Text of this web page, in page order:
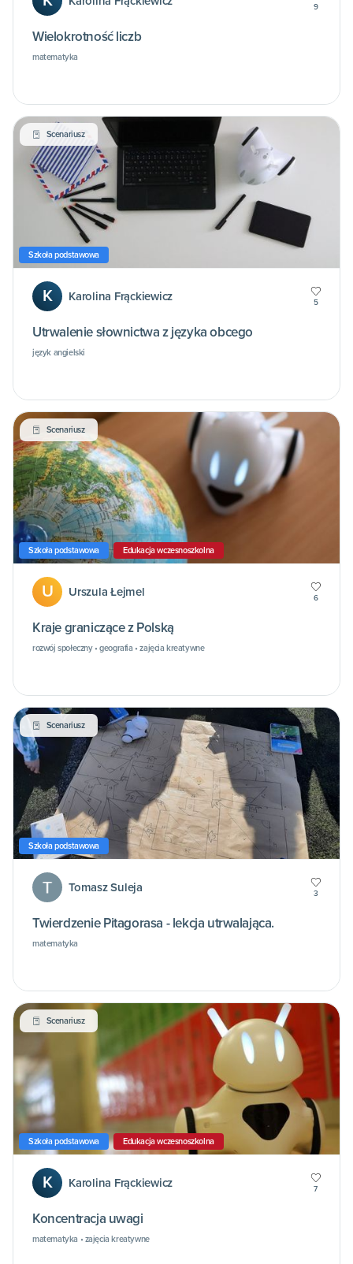
9
Wielokrotność liczb
matematyka
Scenariusz
Szkoła podstawowa
K Karolina Frąckiewicz 5
Utrwalenie słownictwa z języka obcego
język angielski
Scenariusz
Szkoła podstawowa Edukacja wczesnoszkolna
U Urszula Łejmel 6
Kraje graniczące z Polską
rozwój społeczny • geografia • zajęcia kreatywne
Scenariusz
Szkoła podstawowa
Tomasz Suleja 3
Twierdzenie Pitagorasa - lekcja utrwalająca.
matematyka
Scenariusz
Szkoła podstawowa Edukacja wczesnoszkolna
K Karolina Frąckiewicz 7
Koncentracja uwagi
matematyka • zajęcia kreatywne